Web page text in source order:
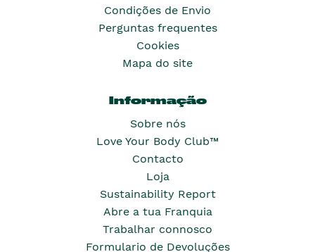
Condições de Envio
Perguntas frequentes
Cookies
Mapa do site
Informação
Sobre nós
Love Your Body Club™
Contacto
Loja
Sustainability Report
Abre a tua Franquia
Trabalhar connosco
Formulario de Devoluções